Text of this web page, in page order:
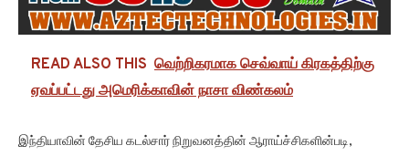
READ ALSO THIS வெற்றிகரமாக செவ்வாய் கிரகத்திற்கு
ஏவப்பட்டது அமெரிக்காவின் நாசா விண்கலம்
இந்தியாவின் தேசிய கடல்சார் நிறுவனத்தின் ஆராய்ச்சிகளின்படி,